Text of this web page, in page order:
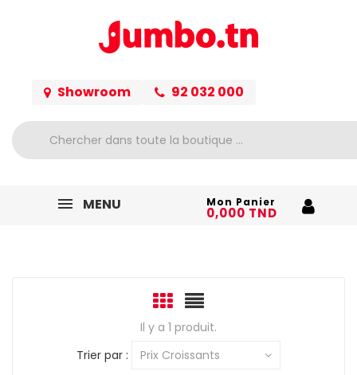
Showroom 92 032 000
MENU Mon Panier
0,000 TND
Il y a 1 produit.
Trier par :
Prix Croissants